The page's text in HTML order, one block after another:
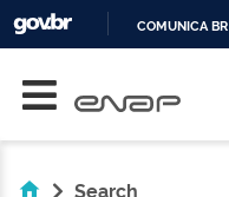
COMUNICA BR
Search